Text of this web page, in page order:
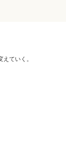
ていく。